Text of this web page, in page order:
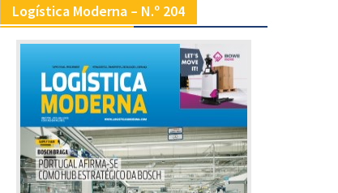
Logística Moderna – N.º 204